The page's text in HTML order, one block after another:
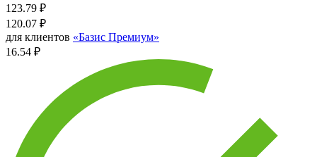
123.79 ₽
120.07 ₽
для клиентов «Базис Премиум»
16.54 ₽